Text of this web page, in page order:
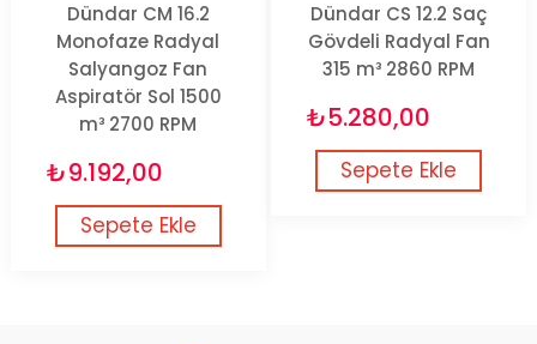
Dündar CM 16.2
Monofaze Radyal
Salyangoz Fan
Aspiratör Sol 1500
m³ 2700 RPM
₺9.192,00
Sepete Ekle
Dündar CS 12.2 Saç
Gövdeli Radyal Fan
315 m³ 2860 RPM
₺5.280,00
Sepete Ekle